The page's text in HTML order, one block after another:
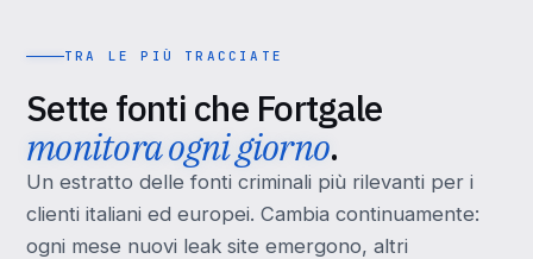
TRA LE PIÙ TRACCIATE
Sette fonti che Fortgale
monitora ogni giorno.
Un estratto delle fonti criminali più rilevanti per i
clienti italiani ed europei. Cambia continuamente:
ogni mese nuovi leak site emergono, altri